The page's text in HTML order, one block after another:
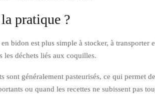
pratique ?
bidon est plus simple à stocker, à transporter
les déchets liés aux coquilles.
sont généralement pasteurisés, ce qui permet
ou quand les recettes ne subissent pas